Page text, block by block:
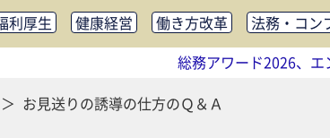
利厚生 健康経営 働き方改革 法務・コン
ト・BCP 社外・社内広報 社外・社内コミ
助成金・補助金・コスト削減 ア
総務アワード2026、エ
お見送りの誘導の仕方のＱ＆Ａ